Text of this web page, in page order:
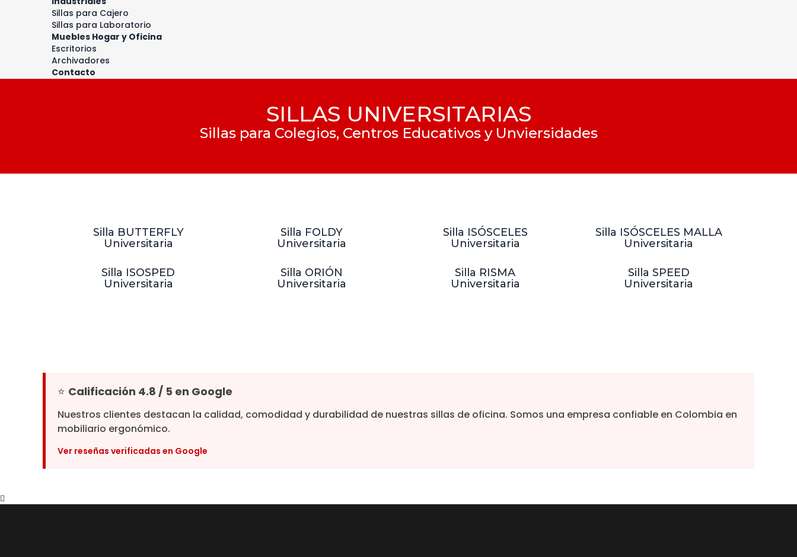
Sillas para Cajero
Sillas para Laboratorio
Muebles Hogar y Oficina
Escritorios
Archivadores
Contacto
SILLAS UNIVERSITARIAS
Sillas para Colegios, Centros Educativos y Unviersidades
Silla BUTTERFLY
Universitaria
Silla FOLDY
Universitaria
Silla ISÓSCELES
Universitaria
Silla ISÓSCELES MALLA
Universitaria
Silla ISOSPED
Universitaria
Silla ORIÓN
Universitaria
Silla RISMA
Universitaria
Silla SPEED
Universitaria
⭐ Calificación 4.8 / 5 en Google
Nuestros clientes destacan la calidad, comodidad y durabilidad de nuestras sillas de oficina. Somos una empresa confiable en Colombia en
mobiliario ergonómico.
Ver reseñas verificadas en Google